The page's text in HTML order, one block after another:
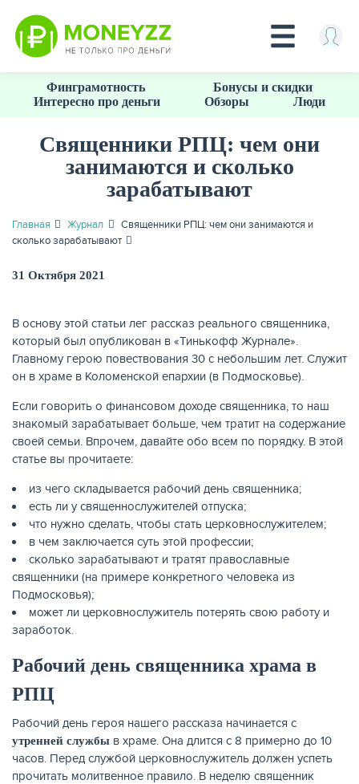
основному
содержанию
КРЕДИТЫ
ЗАЙМЫ
Финграмотность
Бонусы и скидки
Интересно про деньги
Обзоры Люди
Священники РПЦ: чем они
занимаются и сколько
зарабатывают
Главная Журнал
Священники РПЦ: чем они занимаются и
сколько зарабатывают
31 Октября 2021
В основу этой статьи лег рассказ реального священника,
который был опубликован в «Тинькофф Журнале».
Главному герою повествования 30 с небольшим лет. Служит
он в храме в Коломенской епархии (в Подмосковье).
Если говорить о финансовом доходе священника, то наш
знакомый зарабатывает больше, чем тратит на содержание
своей семьи. Впрочем, давайте обо всем по порядку. В этой
статье вы прочитаете:
из чего складывается рабочий день священника;
есть ли у священнослужителей отпуска;
что нужно сделать, чтобы стать церковнослужителем;
в чем заключается суть этой профессии;
сколько зарабатывают и тратят православные
священники (на примере конкретного человека из
Подмосковья);
может ли церковнослужитель потерять свою работу и
заработок.
Рабочий день священника храма в
РПЦ
Рабочий день героя нашего рассказа начинается с
утренней службы в храме. Она длится с 8 примерно до 10
часов. Перед службой церковнослужитель должен успеть
прочитать молитвенное правило. В неделю священник